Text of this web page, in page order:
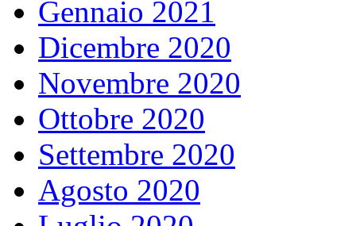
Gennaio 2021
Dicembre 2020
Novembre 2020
Ottobre 2020
Settembre 2020
Agosto 2020